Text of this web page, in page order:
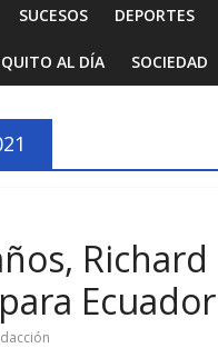
SUCESOS DEPORTES
QUITO AL DÍA SOCIEDAD
Ecuador